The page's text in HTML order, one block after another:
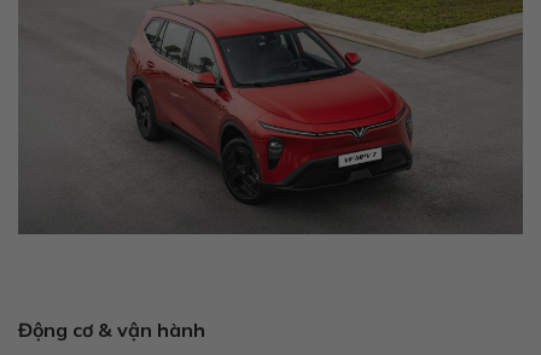
Động cơ & vận hành